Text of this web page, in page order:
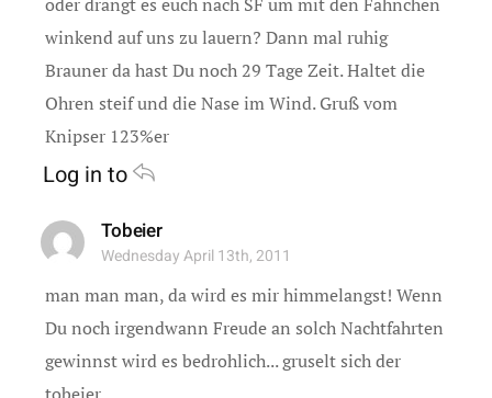
winkend auf uns zu lauern? Dann mal ruhig
Brauner da hast Du noch 29 Tage Zeit. Haltet die
Ohren steif und die Nase im Wind. Gruß vom
Knipser 123%er
Log in to
Tobeier
Wednesday April 13th, 2011
man man man, da wird es mir himmelangst! Wenn
Du noch irgendwann Freude an solch Nachtfahrten
gewinnst wird es bedrohlich... gruselt sich der